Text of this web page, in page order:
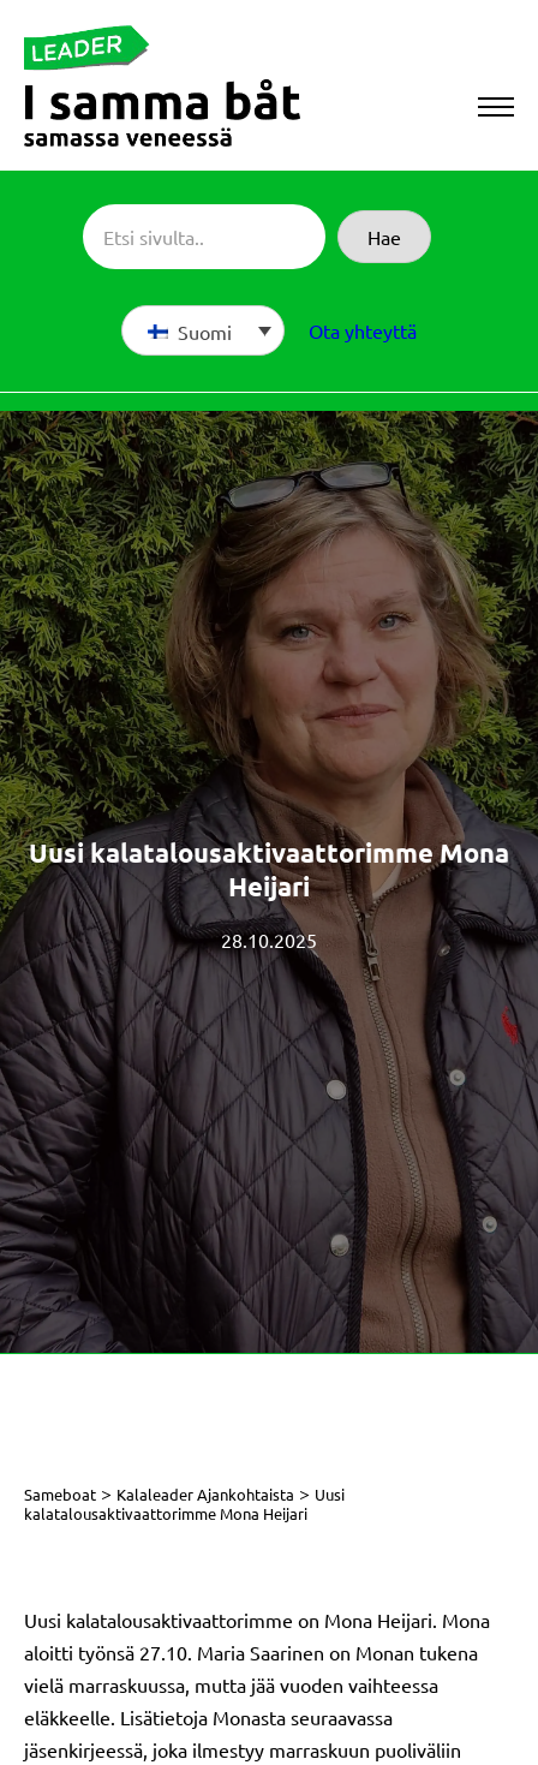
suoraan
sisältöön
Sameboat
Hae
Ota yhteyttä
Suomi
Uusi kalatalousaktivaattorimme Mona
Heijari
28.10.2025
Sameboat > Kalaleader Ajankohtaista > Uusi
kalatalousaktivaattorimme Mona Heijari
Uusi kalatalousaktivaattorimme on Mona Heijari. Mona
aloitti työnsä 27.10. Maria Saarinen on Monan tukena
vielä marraskuussa, mutta jää vuoden vaihteessa
eläkkeelle. Lisätietoja Monasta seuraavassa
jäsenkirjeessä, joka ilmestyy marraskuun puoliväliin